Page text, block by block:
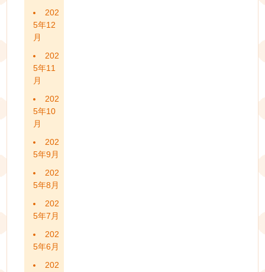
202
5年12
月
202
5年11
月
202
5年10
月
202
5年9月
202
5年8月
202
5年7月
202
5年6月
202